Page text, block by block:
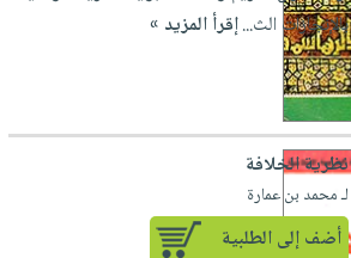
بالإنجازات الث...إقرأ المزيد »
نظرية الخلافة
لـ محمد بن عمارة
أضف إلى الطلبية